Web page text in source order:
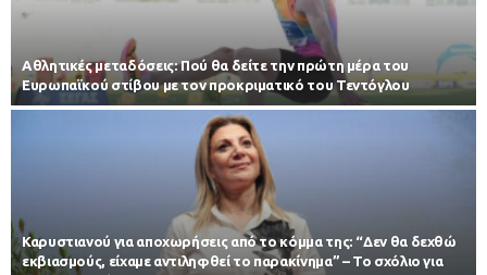
Αθλητικές μεταδόσεις: Πού θα δείτε την πρώτη μέρα του
Ευρωπαϊκού στίβου με τον προκριματικό του Τεντόγλου
Καρυστιανού για αποχωρήσεις από το κόμμα της: “Δεν θα δεχθώ
εκβιασμούς, είχαμε αντιληφθεί το παρακίνημα” – Το σχόλιο για